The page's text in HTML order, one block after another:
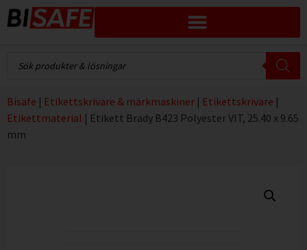
Bisafe | Etikettskrivare & märkmaskiner | Etikettskrivare |
Etikettmaterial | Etikett Brady B423 Polyester VIT, 25.40 x 9.65
mm